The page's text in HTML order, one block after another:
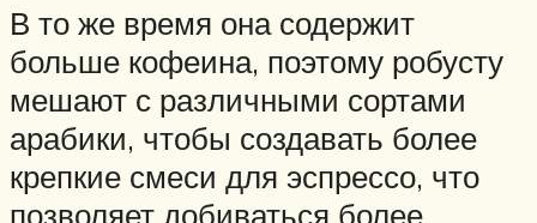
В то же время она содержит
больше кофеина, поэтому робусту
мешают с различными сортами
арабики, чтобы создавать более
крепкие смеси для эспрессо, что
позволяет добиваться более